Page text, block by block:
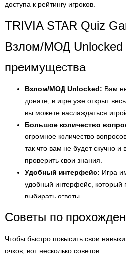
доступа к рейтингу игроков.
TRIVIA STAR Quiz
Взлом/МОД Unlocked
преимущества
Взлом/МОД Unlocked: Вам
донате, в игре уже открыт
вы можете наслаждаться
Большое количество
огромное количество
так что вам не будет скучно и
проверить свои знания.
Удобный интерфейс: Игра
удобный интерфейс, который
выбирать ответы.
Советы по
Чтобы быстро повысить свои
очков, вот несколько советов: